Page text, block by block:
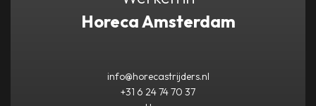
Horeca Amsterdam
info@horecastrijders.nl
+31 6 24 74 70 37